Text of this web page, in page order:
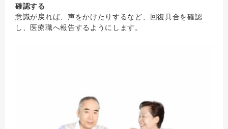
確認する
意識が戻れば、声をかけたりするなど、回復具合を確認
し、医療職へ報告するようにします。